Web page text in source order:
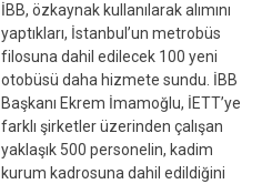
İBB, özkaynak kullanılarak alımını
yaptıkları, İstanbul’un metrobüs
filosuna dahil edilecek 100 yeni
otobüsü daha hizmete sundu. İBB
Başkanı Ekrem İmamoğlu, İETT’ye
farklı şirketler üzerinden çalışan
yaklaşık 500 personelin, kadim
kurum kadrosuna dahil edildiğini